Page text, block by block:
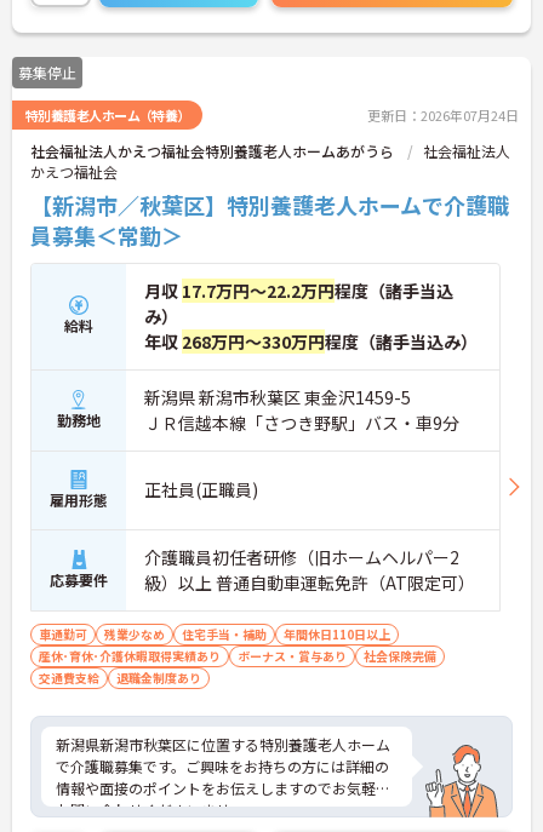
募集停止
特別養護老人ホーム（特養） 更新日：2026年07月24日
社会福祉法人かえつ福祉会特別養護老人ホームあがうら
社会福祉法人
かえつ福祉会
【新潟市／秋葉区】特別養護老人ホームで介護職
員募集＜常勤＞
給料
月収 17.7万円～22.2万円程度（諸手当込
み）
年収 268万円～330万円程度（諸手当込み）
勤務地
新潟県 新潟市秋葉区 東金沢1459-5
ＪＲ信越本線「さつき野駅」バス・車9分
雇用形態 正社員(正職員)
応募要件
介護職員初任者研修（旧ホームヘルパー2
級）以上 普通自動車運転免許（AT限定可）
車通勤可 残業少なめ 住宅手当・補助
年間休日110日以上
産休･育休･介護休暇取得実績あり
ボーナス・賞与あり
社会保険完備
交通費支給
退職金制度あり
新潟県新潟市秋葉区に位置する特別養護老人ホーム
で介護職募集です。ご興味をお持ちの方には詳細の
情報や面接のポイントをお伝えしますのでお気軽に
お問い合わせくださいませ。